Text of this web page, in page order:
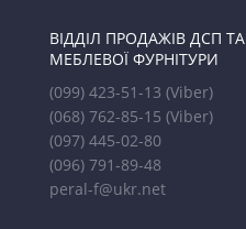
ВІДДІЛ ПРОДАЖІВ ДСП ТА
МЕБЛЕВОЇ ФУРНІТУРИ
(099) 423-51-13(Viber)
(068) 762-85-15(Viber)
(097) 445-02-80
(096) 791-89-48
peral-f@ukr.net